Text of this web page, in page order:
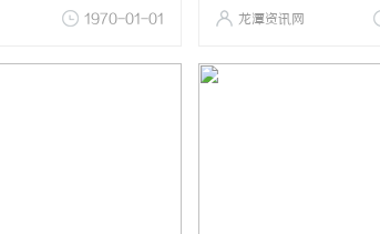
1970-01-01 龙潭资讯网